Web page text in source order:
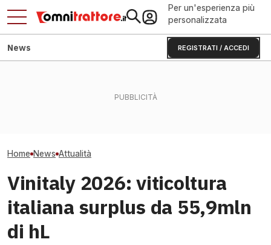
Per un'esperienza più
personalizzata
REGISTRATI / ACCEDI
News
Home News Attualità
Vinitaly 2026: viticoltura
italiana surplus da 55,9mln
di hL